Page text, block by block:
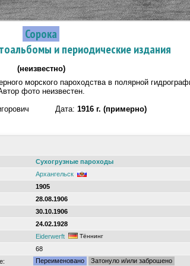
Сорока
и периодические издания
(неизвестно)
морского пароходства в полярной
фото неизвестен.
Дата: 1916 г. (примерно)
Сухогрузные пароходы
Архангельск
1905
28.08.1906
30.10.1906
24.02.1928
Eiderwerft Тённинг
68
Переименовано Затонуло и/или заброшено